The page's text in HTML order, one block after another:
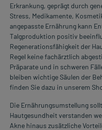
Erkrankung, geprägt durch
Stress, Medikamente,
angepasste Ernährung kann
Talgproduktion positiv
Regenerationsfähigkeit der
Regel keine fachärztlich
Präparate und in schweren
bleiben wichtige Säulen der
finden Sie dazu in unserem
Die Ernährungsumstellung
Hautgesundheit verstanden
Akne hinaus zusätzliche